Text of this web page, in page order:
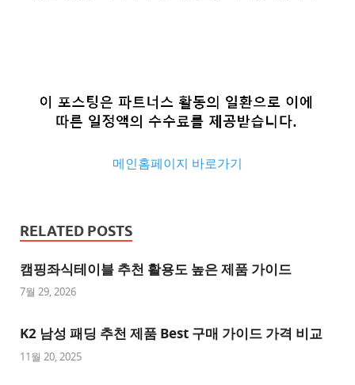
메인홈페이지 바로가기
사
이
트
천
사
RELATED POSTS
캠핑좌식테이블 추천 활용도 높은 제품 가이드
7월 29, 2026
K2 남성 패딩 추천 제품 Best 구매 가이드 가격 비교
11월 20, 2025